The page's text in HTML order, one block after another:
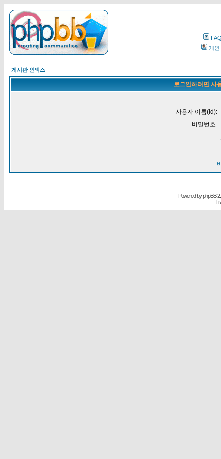
FAQ
개인
게시판 인덱스
로그인하려면 사
사용자 이름(id):
비밀번호:
Powered byphpBB